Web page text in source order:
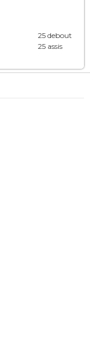
25 debout
25 assis